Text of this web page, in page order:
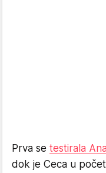
Prva se testirala
dok je Ceca u